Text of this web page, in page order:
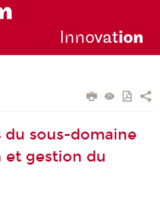
Innovation
du sous-domaine
gestion du